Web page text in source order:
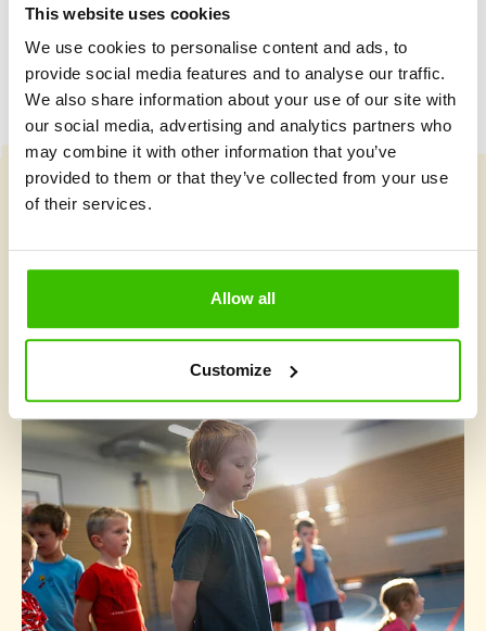
This website uses cookies
We use cookies to personalise content and ads, to
provide social media features and to analyse our traffic.
We also share information about your use of our site with
our social media, advertising and analytics partners who
may combine it with other information that you’ve
provided to them or that they’ve collected from your use
of their services.
Allow all
Customize
Čo je v Gymnathlone nové?